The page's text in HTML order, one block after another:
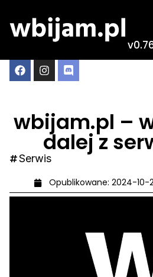
wbijam.pl –
dalej z
Serwis
Opublikowane: 2024-10-